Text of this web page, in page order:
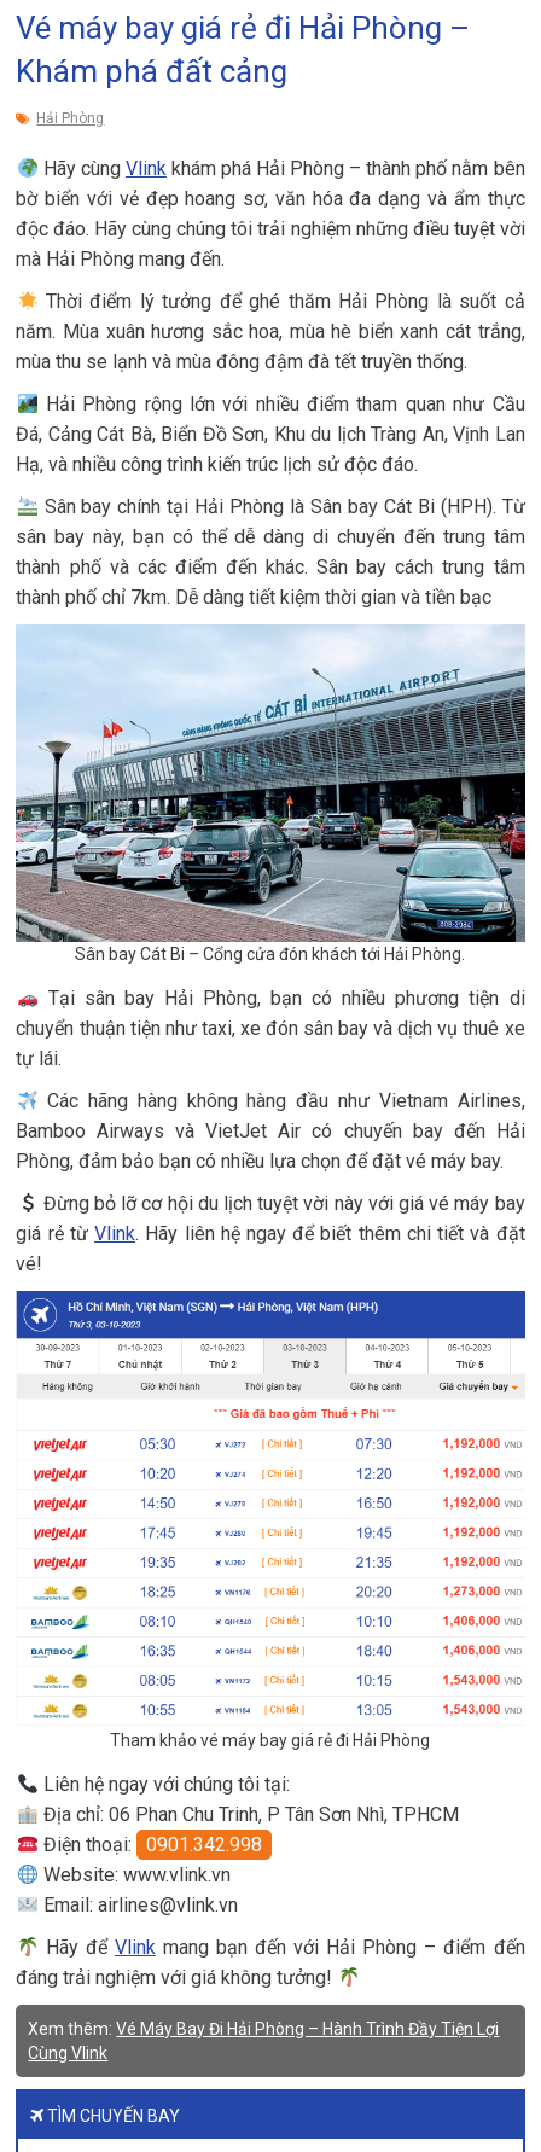
Vé máy bay giá rẻ đi Hải Phòng –
Khám phá đất cảng
Hải Phòng
Hãy cùng Vlinkkhám phá Hải Phòng – thành phố nằm bên
bờ biển với vẻ đẹp hoang sơ, văn hóa đa dạng và ẩm thực
độc đáo. Hãy cùng chúng tôi trải nghiệm những điều tuyệt vời
mà Hải Phòng mang đến.
Thời điểm lý tưởng để ghé thăm Hải Phòng là suốt cả
năm. Mùa xuân hương sắc hoa, mùa hè biển xanh cát trắng,
mùa thu se lạnh và mùa đông đậm đà tết truyền thống.
Hải Phòng rộng lớn với nhiều điểm tham quan như Cầu
Đá, Cảng Cát Bà, Biển Đồ Sơn, Khu du lịch Tràng An, Vịnh Lan
Hạ, và nhiều công trình kiến trúc lịch sử độc đáo.
Sân bay chính tại Hải Phòng là Sân bay Cát Bi (HPH). Từ
sân bay này, bạn có thể dễ dàng di chuyển đến trung tâm
thành phố và các điểm đến khác. Sân bay cách trung tâm
thành phố chỉ 7km. Dễ dàng tiết kiệm thời gian và tiền bạc
Sân bay Cát Bi – Cổng cửa đón khách tới Hải Phòng.
Tại sân bay Hải Phòng, bạn có nhiều phương tiện di
chuyển thuận tiện như taxi, xe đón sân bay và dịch vụ thuê xe
tự lái.
Các hãng hàng không hàng đầu như Vietnam Airlines,
Bamboo Airways và VietJet Air có chuyến bay đến Hải
Phòng, đảm bảo bạn có nhiều lựa chọn để đặt vé máy bay.
Đừng bỏ lỡ cơ hội du lịch tuyệt vời này với giá vé máy bay
giá rẻ từVlink. Hãy liên hệ ngay để biết thêm chi tiết và đặt
vé!
Tham khảo vé máy bay giá rẻ đi Hải Phòng
Liên hệ ngay với chúng tôi tại:
Địa chỉ: 06 Phan Chu Trinh, P Tân Sơn Nhì, TPHCM
Điện thoại:
0901.342.998
Website: www.vlink.vn
Email: airlines@vlink.vn
Hãy để Vlinkmang bạn đến với Hải Phòng – điểm đến
đáng trải nghiệm với giá không tưởng!
Xem thêm:Vé Máy Bay Đi Hải Phòng – Hành Trình Đầy Tiện Lợi
Cùng Vlink
TÌM CHUYẾN BAY